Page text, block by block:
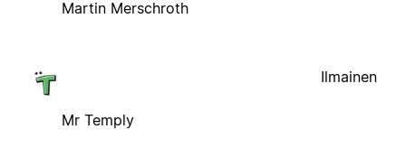
Martin Merschroth
Mr Temply
Ilmainen